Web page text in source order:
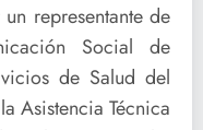
representante de
Social de
de Salud del
Asistencia Técnica